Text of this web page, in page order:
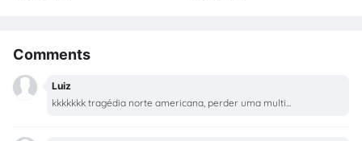
Comments
Luiz
kkkkkkk tragédia norte americana, perder uma multi...